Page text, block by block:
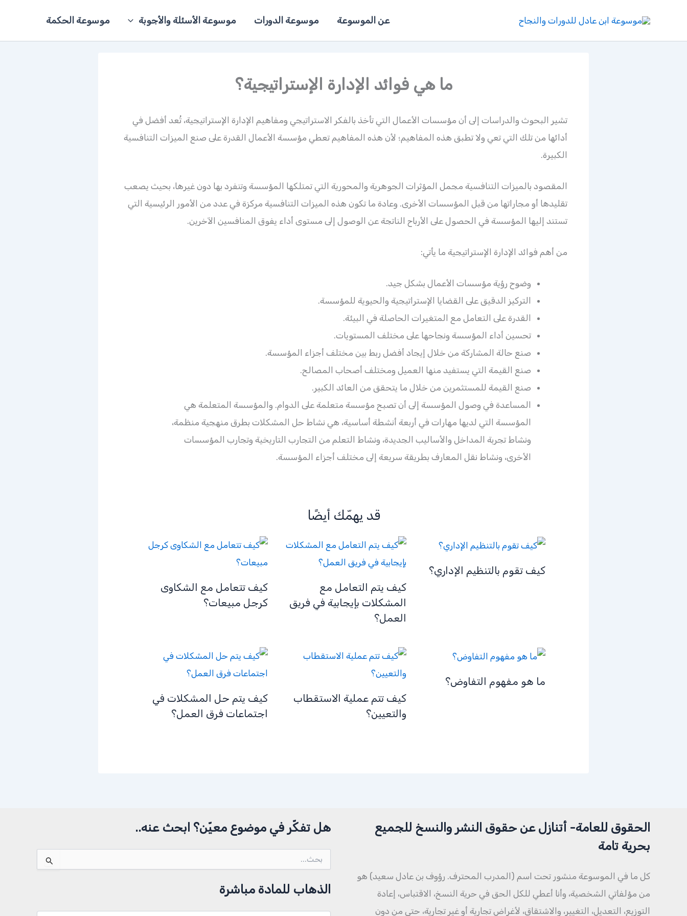
المحتوى
عن الموسوعة موسوعة الدورات موسوعة الأسئلة والأجوبة موسوعة الحكمة
ما هي فوائد الإدارة الإستراتيجية؟
تشير البحوث والدراسات إلى أن مؤسسات الأعمال التي تأخذ بالفكر الاستراتيجي ومفاهيم الإدارة الإستراتيجية، تُعد أفضل في
أدائها من تلك التي تعي ولا تطبق هذه المفاهيم؛ لأن هذه المفاهيم تعطي مؤسسة الأعمال القدرة على صنع الميزات التنافسية
الكبيرة.
المقصود بالميزات التنافسية مجمل المؤثرات الجوهرية والمحورية التي تمتلكها المؤسسة وتنفرد بها دون غيرها، بحيث يصعب
تقليدها أو مجاراتها من قبل المؤسسات الأخرى. وعادة ما تكون هذه الميزات التنافسية مركزة في عدد من الأمور الرئيسية التي
تستند إليها المؤسسة في الحصول على الأرباح الناتجة عن الوصول إلى مستوى أداء يفوق المنافسين الآخرين.
من أهم فوائد الإدارة الإستراتيجية ما يأتي:
وضوح رؤية مؤسسات الأعمال بشكل جيد.
التركيز الدقيق على القضايا الإستراتيجية والحيوية للمؤسسة.
القدرة على التعامل مع المتغيرات الحاصلة في البيئة.
تحسين أداء المؤسسة ونجاحها على مختلف المستويات.
صنع حالة المشاركة من خلال إيجاد أفضل ربط بين مختلف أجزاء المؤسسة.
صنع القيمة التي يستفيد منها العميل ومختلف أصحاب المصالح.
صنع القيمة للمستثمرين من خلال ما يتحقق من العائد الكبير.
المساعدة في وصول المؤسسة إلى أن تصبح مؤسسة متعلمة على الدوام. والمؤسسة المتعلمة هي
المؤسسة التي لديها مهارات في أربعة أنشطة أساسية، هي نشاط حل المشكلات بطرق منهجية منظمة،
ونشاط تجربة المداخل والأساليب الجديدة، ونشاط التعلم من التجارب التاريخية وتجارب المؤسسات
الأخرى، ونشاط نقل المعارف بطريقة سريعة إلى مختلف أجزاء المؤسسة.
قد يهمّك أيضًا
كيف تقوم بالتنظيم الإداري؟
كيف يتم التعامل مع
المشكلات بإيجابية في فريق
العمل؟
كيف تتعامل مع الشكاوى
كرجل مبيعات؟
ما هو مفهوم التفاوض؟
كيف تتم عملية الاستقطاب
والتعيين؟
كيف يتم حل المشكلات في
اجتماعات فرق العمل؟
الحقوق للعامة- أتنازل عن حقوق النشر والنسخ للجميع
بحرية تامة
كل ما في الموسوعة منشور تحت اسم (المدرب المحترف. رؤوف بن عادل سعيد) هو
من مؤلفاتي الشخصية، وأنا أعطي للكل الحق في حرية النسخ، الاقتباس، إعادة
التوزيع، التعديل، التغيير، والاشتقاق، لأغراض تجارية أو غير تجارية، حتى من دون
هل تفكّر في موضوع معيّن؟ ابحث عنه..
عن:
الذهاب للمادة مباشرة